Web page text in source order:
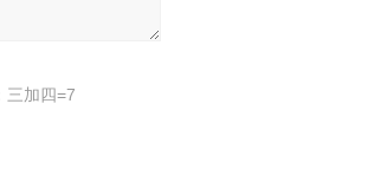
三加四=7